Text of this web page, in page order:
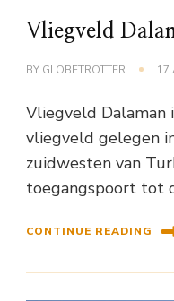
Vliegveld
BY GLOBETROTTER 17
Vliegveld Dalaman
vliegveld gelegen
zuidwesten van
toegangspoort tot
CONTINUE READING